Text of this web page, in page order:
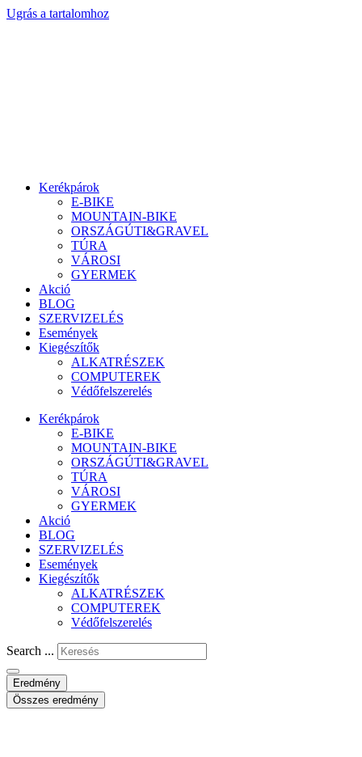
Ugrás a tartalomhoz
Kerékpárok
E-BIKE
MOUNTAIN-BIKE
ORSZÁGÚTI&GRAVEL
TÚRA
VÁROSI
GYERMEK
Akció
BLOG
SZERVIZELÉS
Események
Kiegészítők
ALKATRÉSZEK
COMPUTEREK
Védőfelszerelés
Kerékpárok
E-BIKE
MOUNTAIN-BIKE
ORSZÁGÚTI&GRAVEL
TÚRA
VÁROSI
GYERMEK
Akció
BLOG
SZERVIZELÉS
Események
Kiegészítők
ALKATRÉSZEK
COMPUTEREK
Védőfelszerelés
Search ...
Eredmény
Összes eredmény